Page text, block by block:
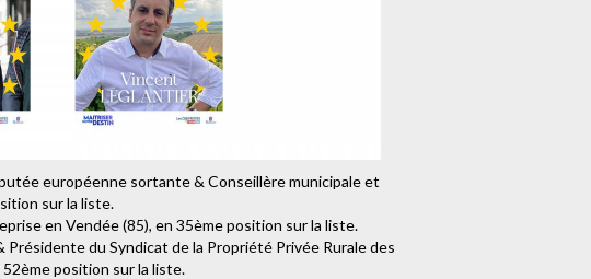
européenne sortante & Conseillère municipale et
sur la liste.
en Vendée (85), en 35ème position sur la liste.
Présidente du Syndicat de la Propriété Privée Rurale des
position sur la liste.